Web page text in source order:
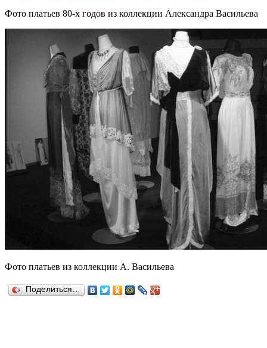
Фото платьев 80-х годов из коллекции Александра Васильева
Фото платьев из коллекции А. Васильева
Поделиться…